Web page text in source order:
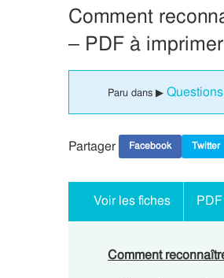
Comment
– PDF à imprimer
Paru dans ▶
Partager Facebook Twitter
Voir les fiches
Comment